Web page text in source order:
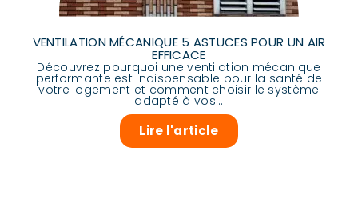
VENTILATION MÉCANIQUE 5 ASTUCES POUR UN AIR
EFFICACE
Découvrez pourquoi une ventilation mécanique
performante est indispensable pour la santé de
votre logement et comment choisir le système
adapté à vos...
Lire l'article